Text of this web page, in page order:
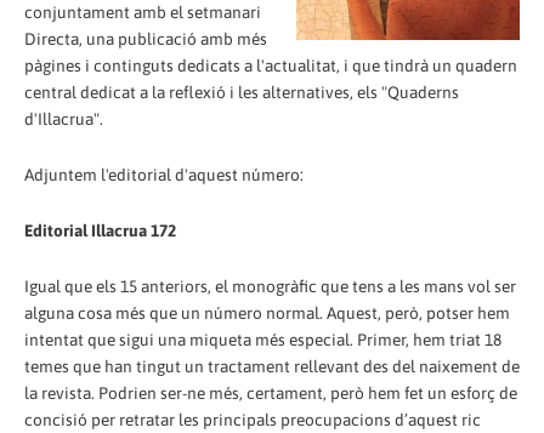
conjuntament amb el setmanari
Directa, una publicació amb més
pàgines i continguts dedicats a l'actualitat, i que tindrà un quadern
central dedicat a la reflexió i les alternatives, els "Quaderns
d'Illacrua".
Adjuntem l'editorial d'aquest número:
Editorial Illacrua 172
Igual que els 15 anteriors, el monogràfic que tens a les mans vol ser
alguna cosa més que un número normal. Aquest, però, potser hem
intentat que sigui una miqueta més especial. Primer, hem triat 18
temes que han tingut un tractament rellevant des del naixement de
la revista. Podrien ser-ne més, certament, però hem fet un esforç de
concisió per retratar les principals preocupacions d’aquest ric